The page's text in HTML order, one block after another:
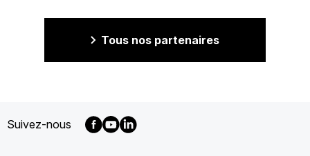
Tous nos partenaires
Suivez-nous